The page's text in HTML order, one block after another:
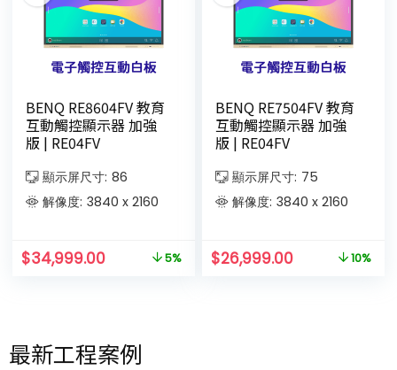
BENQ RE8604FV 教育
互動觸控顯示器 加強
版 | RE04FV
顯示屏尺寸: 86
解像度: 3840 x 2160
$34,999.00 5%
BENQ RE7504FV 教育
互動觸控顯示器 加強
版 | RE04FV
顯示屏尺寸: 75
解像度: 3840 x 2160
$26,999.00 10%
最新工程案例